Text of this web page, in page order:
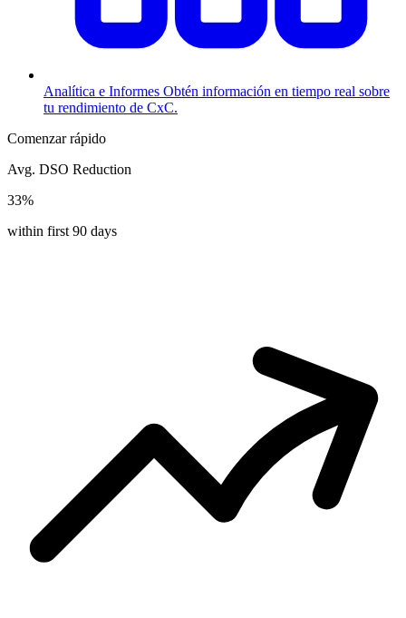
Analítica e Informes Obtén información en tiempo real sobre
tu rendimiento de CxC.
Comenzar rápido
Avg. DSO Reduction
33%
within first 90 days